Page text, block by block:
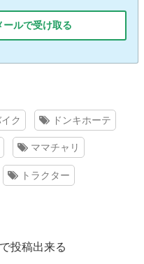
ルで受け取る
ク ドンキホーテ
ママチャリ
トラクター
投稿出来る